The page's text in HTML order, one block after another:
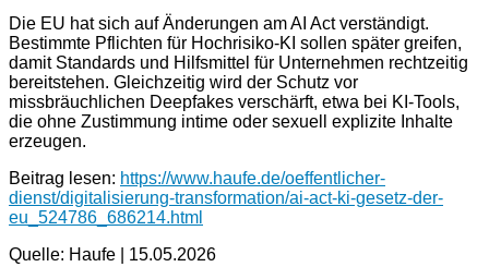
Die EU hat sich auf Änderungen am AI Act verständigt.
Bestimmte Pflichten für Hochrisiko-KI sollen später greifen,
damit Standards und Hilfsmittel für Unternehmen rechtzeitig
bereitstehen. Gleichzeitig wird der Schutz vor
missbräuchlichen Deepfakes verschärft, etwa bei KI-Tools,
die ohne Zustimmung intime oder sexuell explizite Inhalte
erzeugen.
Beitrag lesen: https://www.haufe.de/oeffentlicher-
dienst/digitalisierung-transformation/ai-act-ki-gesetz-der-
eu_524786_686214.html
Quelle: Haufe | 15.05.2026